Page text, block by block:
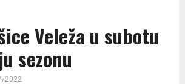
Veleža u subotu
sezonu
2022